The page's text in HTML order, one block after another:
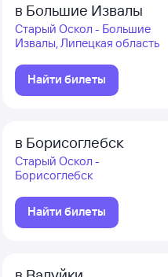
в Большие Извалы
Старый Оскол - Большие
Извалы, Липецкая область
Найти билеты
в Борисоглебск
Старый Оскол -
Борисоглебск
Найти билеты